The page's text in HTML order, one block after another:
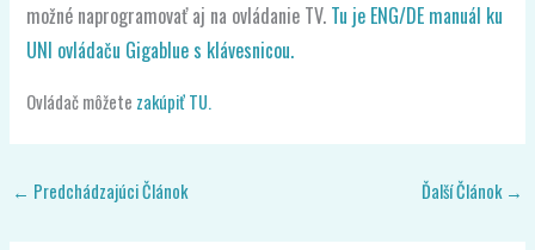
možné naprogramovať aj na ovládanie TV. Tu je ENG/DE manuál ku
UNI ovládaču Gigablue s klávesnicou.
Ovládač môžete zakúpiť TU.
← Predchádzajúci Článok Ďalší Článok →